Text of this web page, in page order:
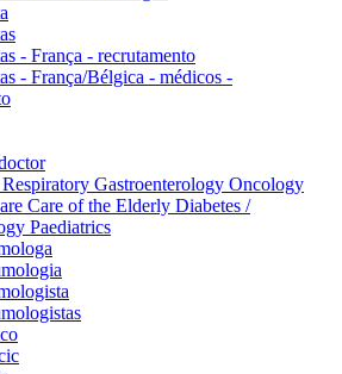
- França - recrutamento
- França/Bélgica - médicos -
Gastroenterology Oncology
Care of the Elderly Diabetes /
Paediatrics